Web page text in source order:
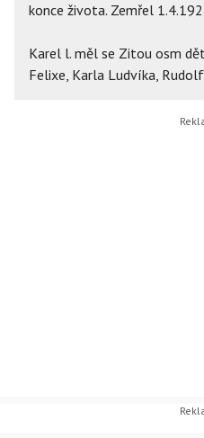
konce života. Zemřel
Karel l. měl se Zitou osm
Felixe, Karla Ludvíka,